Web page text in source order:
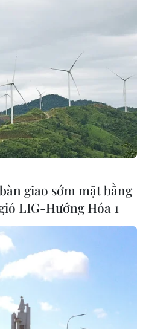
UAV vào
lẻ lớn tại
thêm
VIỆT NAM
giao sớm mặt bằng
LIG-Hướng Hóa 1